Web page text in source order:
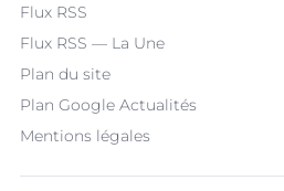
Flux RSS
Flux RSS — La Une
Plan du site
Plan Google Actualités
Mentions légales